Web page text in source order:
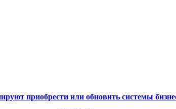
приобрести или обновить системы